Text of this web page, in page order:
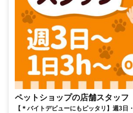
ペットショップの店舗スタッフ
【＊バイトデビューにもピッタリ】週3日